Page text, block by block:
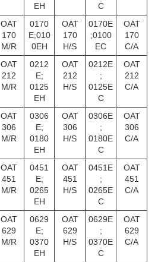
EH
C
OAT
170
M/R
0170
E;010
0EH
OAT
170
H/S
0170E
;0100
EC
OAT
170
C/A
OAT
212
M/R
0212
E;
0125
EH
OAT
212
H/S
0212E
;
0125E
C
OAT
212
C/A
OAT
306
M/R
0306
E;
0180
EH
OAT
306
H/S
0306E
;
0180E
C
OAT
306
C/A
OAT
451
M/R
0451
E;
0265
EH
OAT
451
H/S
0451E
;
0265E
C
OAT
451
C/A
OAT
629
M/R
0629
E;
0370
EH
OAT
629
H/S
0629E
;
0370E
C
OAT
629
C/A